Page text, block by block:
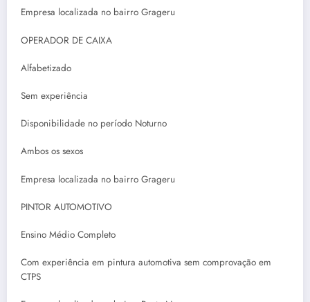
Empresa localizada no bairro Grageru
OPERADOR DE CAIXA
Alfabetizado
Sem experiência
Disponibilidade no período Noturno
Ambos os sexos
Empresa localizada no bairro Grageru
PINTOR AUTOMOTIVO
Ensino Médio Completo
Com experiência em pintura automotiva sem comprovação em
CTPS